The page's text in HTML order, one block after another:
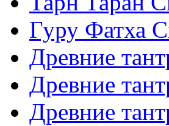
Гуру Фатха
Древние
Древние
Древние